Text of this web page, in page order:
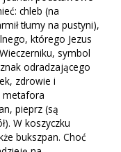
chleb (na
tłumy na pustyni),
którego Jezus
symbol
odradzającego
zdrowie i
metafora
pieprz (są
W koszyczku
bukszpan. Choć